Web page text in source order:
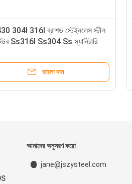
304l 316l ব্রাশড স্টেইনলেস স্টীল
Ss316l Ss304 Ss স্যানিটারি
ভালো দাম
আমাদের অনুসরণ করো
jane@jszysteel.com